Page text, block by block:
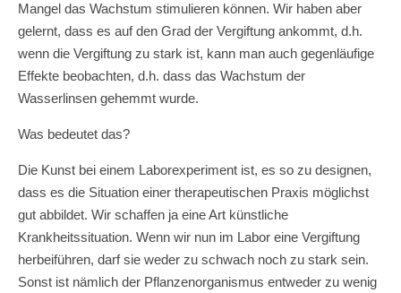
Mangel das Wachstum stimulieren können. Wir haben aber
gelernt, dass es auf den Grad der Vergiftung ankommt, d.h.
wenn die Vergiftung zu stark ist, kann man auch gegenläufige
Effekte beobachten, d.h. dass das Wachstum der
Wasserlinsen gehemmt wurde.
Was bedeutet das?
Die Kunst bei einem Laborexperiment ist, es so zu designen,
dass es die Situation einer therapeutischen Praxis möglichst
gut abbildet. Wir schaffen ja eine Art künstliche
Krankheitssituation. Wenn wir nun im Labor eine Vergiftung
herbeiführen, darf sie weder zu schwach noch zu stark sein.
Sonst ist nämlich der Pflanzenorganismus entweder zu wenig